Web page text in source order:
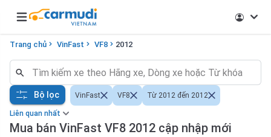
Open main menu
Trang chủ VinFast VF8 2012
Liên quan nhất
Mua bán VinFast VF8 2012 cập nhập mới
Bộ lọc VinFast VF8 Từ 2012 đến 2012